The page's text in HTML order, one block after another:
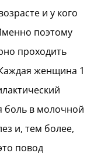
и у кого
поэтому
проходить
женщина 1
боль в молочной
и, тем более,
повод